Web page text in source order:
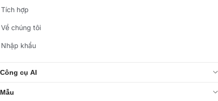
Tích hợp
Về chúng tôi
Nhập khẩu
Công cụ AI
Mẫu